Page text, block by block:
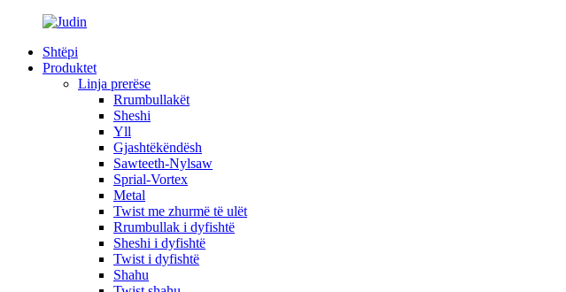
Shtëpi
Produktet
Linja prerëse
Rrumbullakët
Sheshi
Yll
Gjashtëkëndësh
Sawteeth-Nylsaw
Sprial-Vortex
Metal
Twist me zhurmë të ulët
Rrumbullak i dyfishtë
Sheshi i dyfishtë
Twist i dyfishtë
Shahu